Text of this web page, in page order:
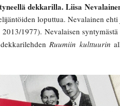
dekkarilla. Liisa
loputtua. Nevalainen ehti
1977). Nevalaisen
Ruumiin kulttuurin